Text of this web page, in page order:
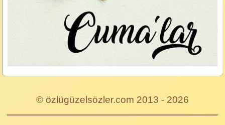
© özlügüzelsözler.com 2013 - 2026